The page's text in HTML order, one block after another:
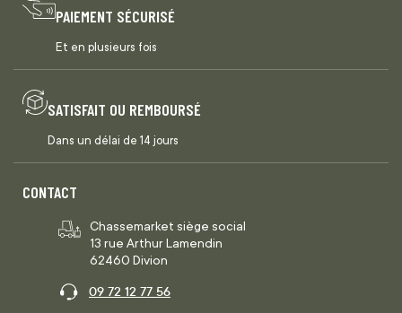
PAIEMENT SÉCURISÉ
Et en plusieurs fois
SATISFAIT OU REMBOURSÉ
Dans un délai de 14 jours
CONTACT
Chassemarket siège social
13 rue Arthur Lamendin
62460 Divion
09 72 12 77 56